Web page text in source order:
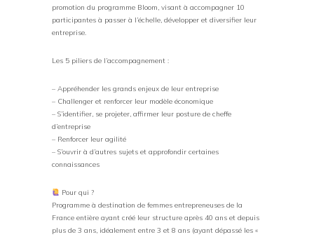
promotion du programme Bloom, visant à accompagner 10
participantes à passer à l’échelle, développer et diversifier leur
entreprise.
Les 5 piliers de l’accompagnement :
– Appréhender les grands enjeux de leur entreprise
– Challenger et renforcer leur modèle économique
– S’identifier, se projeter, affirmer leur posture de cheffe
d’entreprise
– Renforcer leur agilité
– S’ouvrir à d’autres sujets et approfondir certaines
connaissances
Pour qui ?
Programme à destination de femmes entrepreneuses de la
France entière ayant créé leur structure après 40 ans et depuis
plus de 3 ans, idéalement entre 3 et 8 ans (ayant dépassé les «